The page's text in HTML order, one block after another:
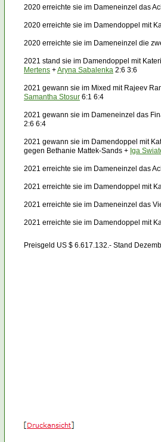
2020 erreichte sie im Dameneinzel das
2020 erreichte sie im Damendoppel mit
2020 erreichte sie im Dameneinzel die
2021 stand sie im Damendoppel mit
Mertens +Aryna Sabalenka 2:6 3:6
2021 gewann sie im Mixed mit Rajeev
Samantha Stosur 6:1 6:4
2021 gewann sie im Dameneinzel das
2:6 6:4
2021 gewann sie im Damendoppel mit
gegen Bethanie Mattek-Sands + Iga
2021 erreichte sie im Dameneinzel das
2021 erreichte sie im Damendoppel mit
2021 erreichte sie im Dameneinzel das
2021 erreichte sie im Damendoppel mit
Preisgeld US $ 6.617.132.- Stand